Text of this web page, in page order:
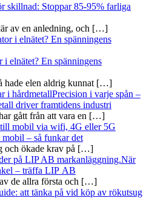
skillnad: Stoppar 85-95% farliga
av en anledning, och […]
i elnätet? En spänningens
hade elen aldrig kunnat […]
Precision i varje spån –
driver framtidens industri
gått från att vara en […]
– så funkar det
och ökade krav på […]
När
– träffa LIP AB
de allra första och […]
att tänka på vid köp av rökutsug